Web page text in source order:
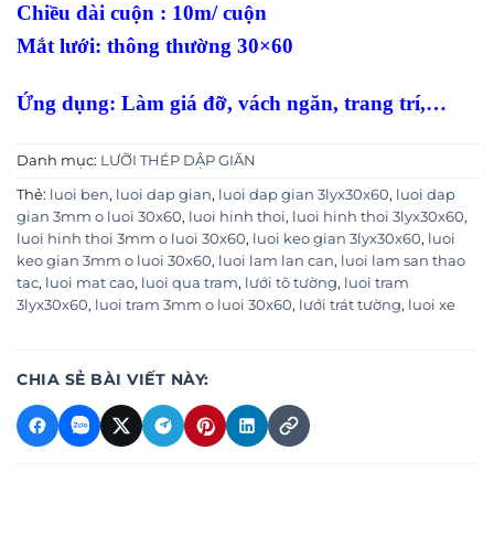
Chiều dài cuộn : 10m/ cuộn
Mắt lưới: thông thường 30×60
Ứng dụng: Làm giá đỡ, vách ngăn, trang trí,…
Danh mục: LƯỠI THÉP DẬP GIÃN
Thẻ: luoi ben, luoi dap gian, luoi dap gian 3lyx30x60, luoi dap
gian 3mm o luoi 30x60, luoi hinh thoi, luoi hinh thoi 3lyx30x60,
luoi hinh thoi 3mm o luoi 30x60, luoi keo gian 3lyx30x60, luoi
keo gian 3mm o luoi 30x60, luoi lam lan can, luoi lam san thao
tac, luoi mat cao, luoi qua tram, lưới tô tường, luoi tram
3lyx30x60, luoi tram 3mm o luoi 30x60, lưới trát tường, luoi xe
CHIA SẺ BÀI VIẾT NÀY: